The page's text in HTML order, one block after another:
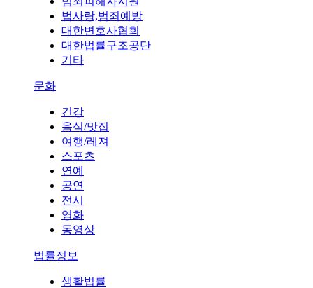
법사랑,범죄예방
대한변호사협회
대한법률구조공단
기타
문화
건강
음식/맛집
여행/레져
스포츠
연예
공연
전시
영화
동영상
법률정보
생활법률